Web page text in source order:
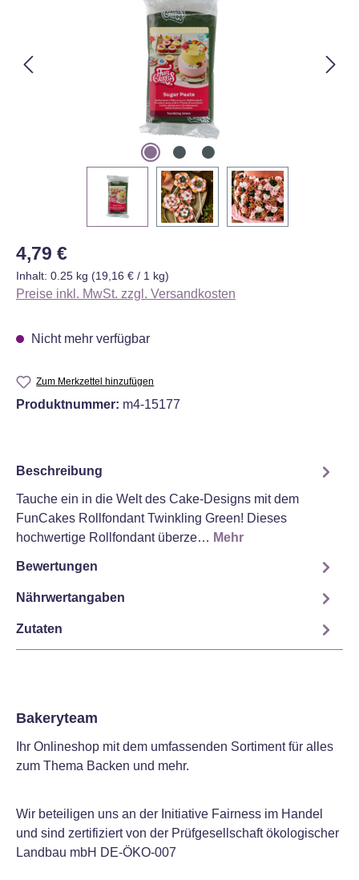
Regulärer Preis:
4,79 €
Inhalt: 0.25 kg (19,16 € / 1 kg)
Preise inkl. MwSt. zzgl. Versandkosten
Nicht mehr verfügbar
Zum Merkzettel hinzufügen
Produktnummer: m4-15177
Beschreibung
Tauche ein in die Welt des Cake-Designs mit dem
FunCakes Rollfondant Twinkling Green! Dieses
hochwertige Rollfondant überze… Mehr
Bewertungen
Nährwertangaben
Zutaten
Bakeryteam
Ihr Onlineshop mit dem umfassenden Sortiment für alles
zum Thema Backen und mehr.
Wir beteiligen uns an der Initiative Fairness im Handel
und sind zertifiziert von der Prüfgesellschaft ökologischer
Landbau mbH DE-ÖKO-007